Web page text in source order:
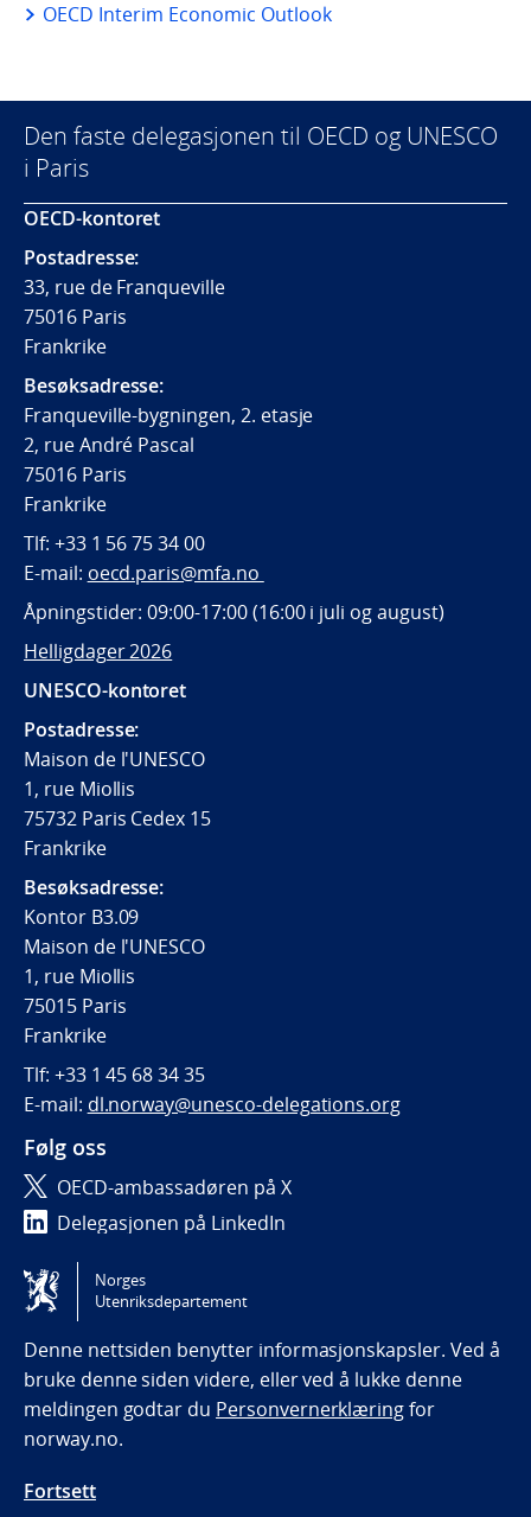
OECD Interim Economic Outlook
Den faste delegasjonen til OECD og UNESCO
i Paris
OECD-kontoret
Postadresse:
33, rue de Franqueville
75016 Paris
Frankrike
Besøksadresse:
Franqueville-bygningen, 2. etasje
2, rue André Pascal
75016 Paris
Frankrike
Tlf: +33 1 56 75 34 00
E-mail: oecd.paris@mfa.no
Åpningstider: 09:00-17:00 (16:00 i juli og august)
Helligdager 2026
UNESCO-kontoret
Postadresse:
Maison de l'UNESCO
1, rue Miollis
75732 Paris Cedex 15
Frankrike
Besøksadresse:
Kontor B3.09
Maison de l'UNESCO
1, rue Miollis
75015 Paris
Frankrike
Tlf: +33 1 45 68 34 35
E-mail: dl.norway@unesco-delegations.org
Følg oss
OECD-ambassadøren på X
Delegasjonen på LinkedIn
Delegasjonen på Instagram
Tilgjengelighetserklæring / Accessibility statement
(NO)
Norges
Utenriksdepartement
Denne nettsiden benytter informasjonskapsler. Ved å
bruke denne siden videre, eller ved å lukke denne
meldingen godtar du Personvernerklæringfor
norway.no.
Fortsett